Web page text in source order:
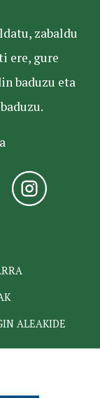
zabaldu
ere, gure
baduzu eta
ALEAKIDE